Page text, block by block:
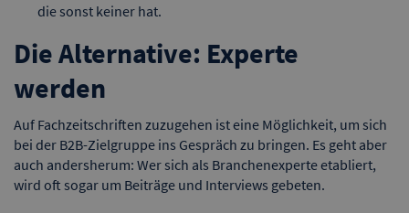
die sonst keiner hat.
Die Alternative: Experte
werden
Auf Fachzeitschriften zuzugehen ist eine Möglichkeit, um sich
bei der B2B-Zielgruppe ins Gespräch zu bringen. Es geht aber
auch andersherum: Wer sich als Branchenexperte etabliert,
wird oft sogar um Beiträge und Interviews gebeten.